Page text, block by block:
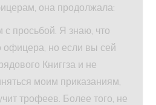
она продолжала:
просьбой. Я знаю, что
офицера, но если вы сей
Книггза и не
моим приказаниям,
трофеев. Более того, не